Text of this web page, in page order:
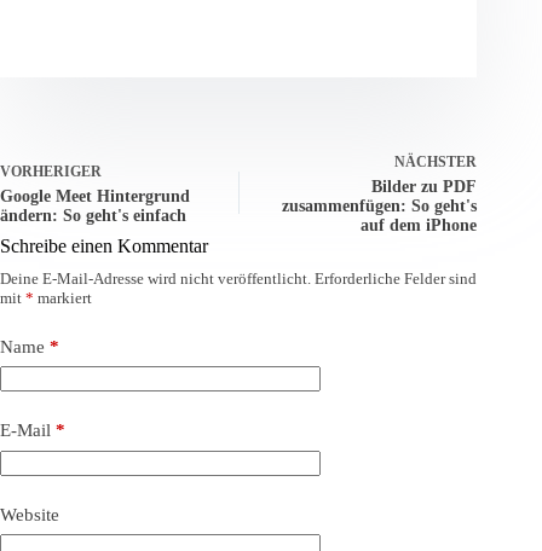
VORHERIGER
Google Meet Hintergrund
ändern: So geht's einfach
NÄCHSTER
Bilder zu PDF
zusammenfügen: So geht's
auf dem iPhone
Schreibe einen Kommentar
Deine E-Mail-Adresse wird nicht veröffentlicht. Erforderliche Felder sind
mit * markiert
Name *
E-Mail *
Website